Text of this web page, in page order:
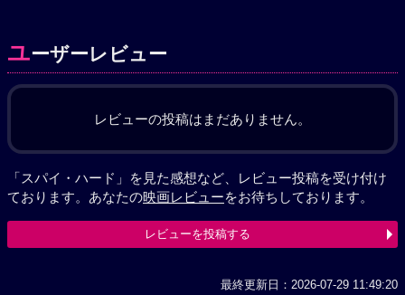
ユーザーレビュー
レビューの投稿はまだありません。
「スパイ・ハード」を見た感想など、レビュー投稿を受け付け
ております。あなたの映画レビューをお待ちしております。
レビューを投稿する
最終更新日：2026-07-29 11:49:20